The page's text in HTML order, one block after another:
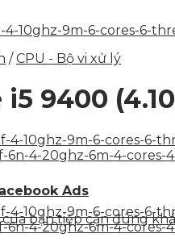
Ads
bạn tiếp cận đúng
/ CPU - Bộ vi xử lý
9400